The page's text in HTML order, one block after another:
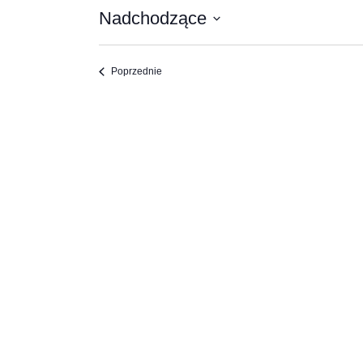
Nadchodzące
PoprzednieWydarzenia